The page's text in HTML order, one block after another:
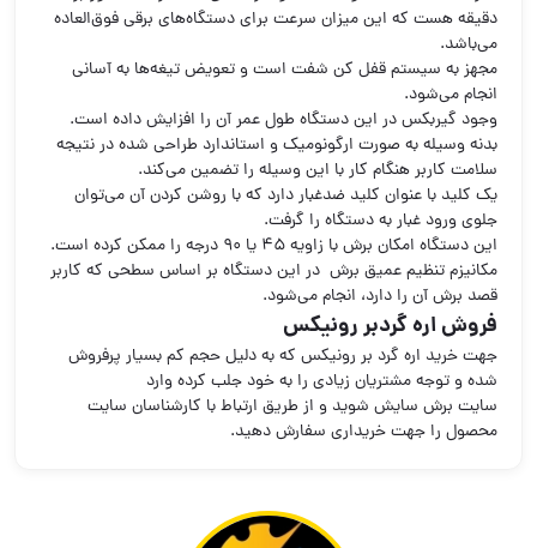
دقیقه هست که این میزان سرعت برای دستگاه‌های برقی فوق‌العاده
می‌باشد.
مجهز به سیستم قفل کن شفت است و تعویض تیغه‌ها به آسانی
انجام می‌شود.
وجود گیربکس در این دستگاه طول عمر آن را افزایش داده است.
بدنه وسیله به صورت ارگونومیک و استاندارد طراحی شده در نتیجه
سلامت کاربر هنگام کار با این وسیله را تضمین می‌کند.
یک کلید با عنوان کلید ضدغبار دارد که با روشن کردن آن می‌توان
جلوی ورود غبار به دستگاه را گرفت.
این دستگاه امکان برش با زاویه 45 یا 90 درجه را ممکن کرده است.
مکانیزم تنظیم عمیق برش در این دستگاه بر اساس سطحی که کاربر
قصد برش آن را دارد، انجام می‌شود.
فروش اره گردبر رونیکس
جهت خرید اره گرد بر رونیکس که به دلیل حجم کم بسیار پرفروش
شده و توجه مشتریان زیادی را به خود جلب کرده وارد
سایت برش سایش شوید و از طریق ارتباط با کارشناسان سایت
محصول را جهت خریداری سفارش دهید.